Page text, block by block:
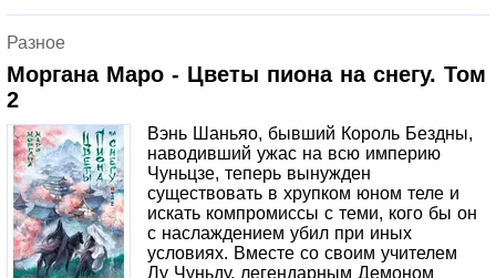
Разное
Моргана Маро - Цветы пиона на снегу. Том
2
Вэнь Шаньяо, бывший Король Бездны,
наводивший ужас на всю империю
Чуньцзе, теперь вынужден
существовать в хрупком юном теле и
искать компромиссы с теми, кого бы он
с наслаждением убил при иных
условиях. Вместе со своим учителем
Лу Чуньду, легендарным Демоном